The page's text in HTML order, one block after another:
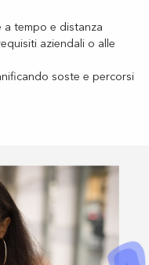
tempo e distanza
aziendali o alle
soste e percorsi